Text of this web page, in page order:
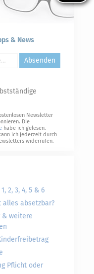
& News
Absenden
Newsletter
Die
habe ich gelesen.
ich jederzeit durch
widerrufen.
2, 3, 4, 5 & 6
alles absetzbar?
& weitere
Pflicht oder